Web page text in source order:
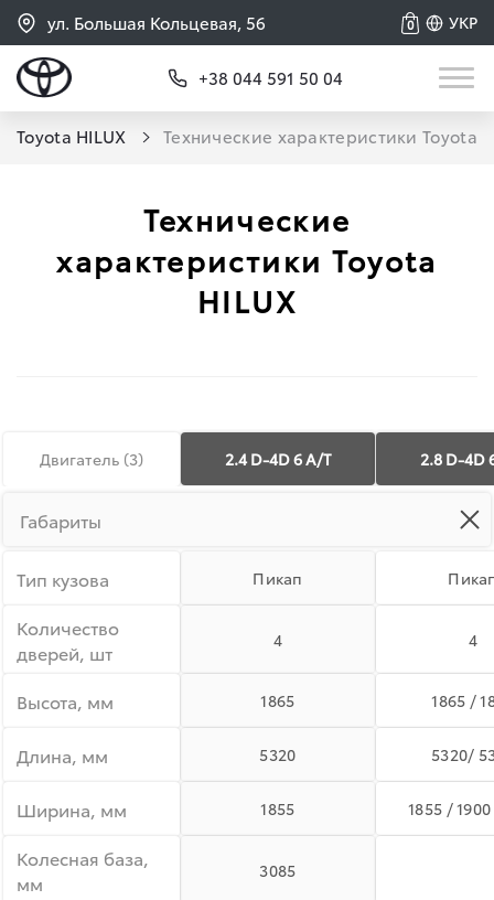
ул. Большая Кольцевая, 56 УКР
0
+38 044 591 50 04
Toyota HILUX Технические характеристики Toyota
Технические
характеристики Toyota
HILUX
Двигатель (3) 2.4 D-4D 6 А/Т 2.8 D-4D
Габариты
Тип кузова Пикап
Количество
дверей, шт
4 4
Высота, мм 1865 1865 /
Длина, мм 5320 5320/
Ширина, мм 1855 1855 /
Колесная база,
мм
3085